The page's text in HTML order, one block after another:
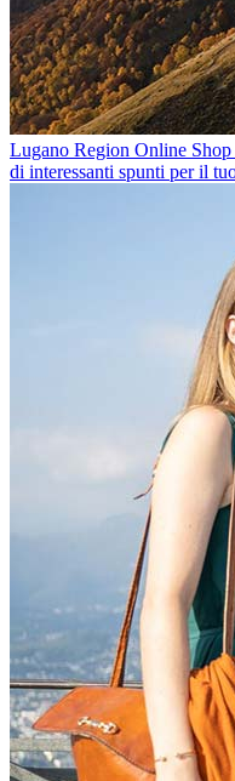
Lugano Region Online Shop
di interessanti spunti per il